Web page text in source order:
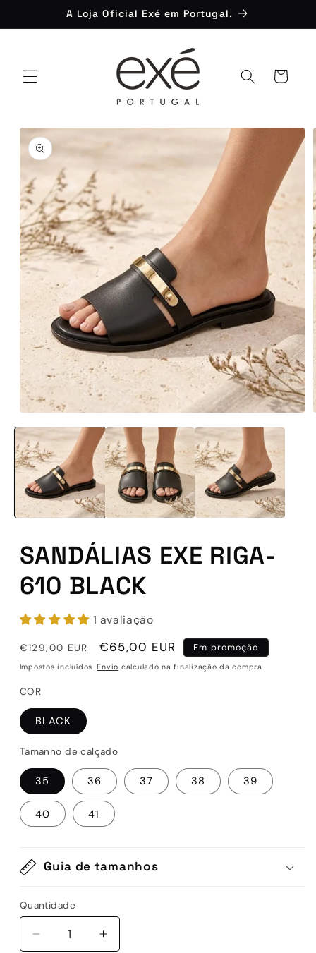
conteúdo
A Loja Oficial Exé em Portugal.
Carrinho
informação
do produto
conteúdo
multimédia
1
em
modal
SANDÁLIAS EXE RIGA-
610 BLACK
1 avaliação
Preço
normal
€129,00 EUR
Preço
de
€65,00 EUR Em promoção
Impostos incluídos.Envio calculado na finalização da compra.
COR
BLACK
Tamanho de calçado
35 36 37 38 39
40 41
Guia de tamanhos
Quantidade
Quantidade
Diminuir
Aumentar